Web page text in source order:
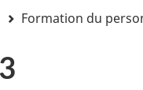
Formation du